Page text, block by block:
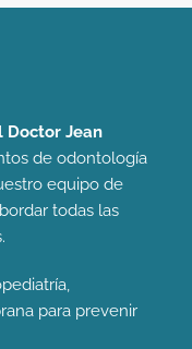
Doctor Jean
de odontología
equipo de
todas las
para prevenir